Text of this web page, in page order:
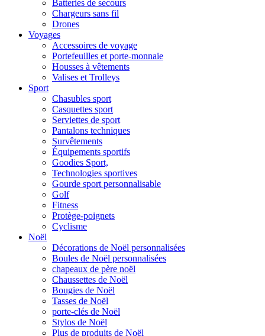
Batteries de secours
Chargeurs sans fil
Drones
Voyages
Accessoires de voyage
Portefeuilles et porte-monnaie
Housses à vêtements
Valises et Trolleys
Sport
Chasubles sport
Casquettes sport
Serviettes de sport
Pantalons techniques
Survêtements
Équipements sportifs
Goodies Sport,
Technologies sportives
Gourde sport personnalisable
Golf
Fitness
Protège-poignets
Cyclisme
Noël
Décorations de Noël personnalisées
Boules de Noël personnalisées
chapeaux de père noël
Chaussettes de Noël
Bougies de Noël
Tasses de Noël
porte-clés de Noël
Stylos de Noël
Plus de produits de Noël